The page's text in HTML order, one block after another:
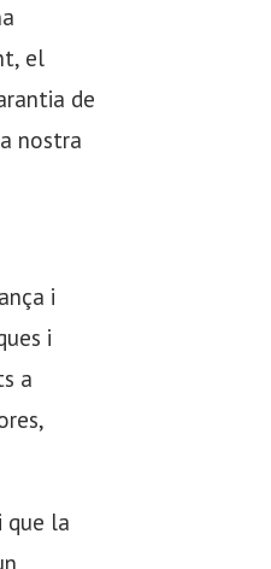
el
de
nostra
i
i
a
que la